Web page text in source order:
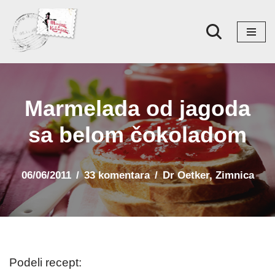
Skoči
na
Marmelada od jagoda
sa belom čokoladom
06/06/2011 33 komentara Dr Oetker, Zimnica
Podeli recept: